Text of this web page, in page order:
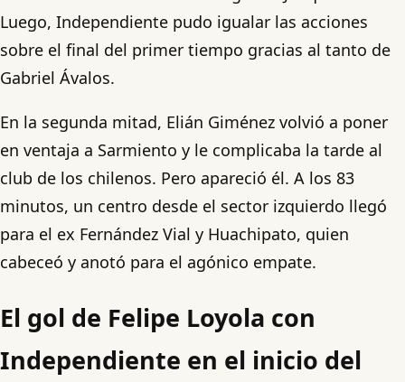
Luego, Independiente pudo igualar las acciones
sobre el final del primer tiempo gracias al tanto de
Gabriel Ávalos.
En la segunda mitad, Elián Giménez volvió a poner
en ventaja a Sarmiento y le complicaba la tarde al
club de los chilenos. Pero apareció él. A los 83
minutos, un centro desde el sector izquierdo llegó
para el ex Fernández Vial y Huachipato, quien
cabeceó y anotó para el agónico empate.
El gol de Felipe Loyola con
Independiente en el inicio del